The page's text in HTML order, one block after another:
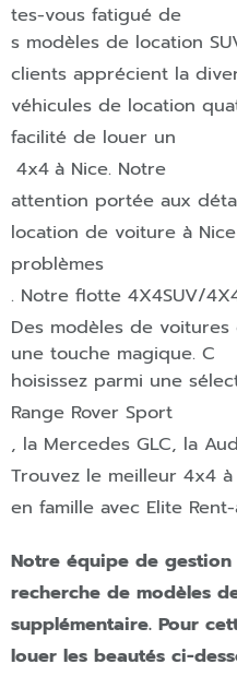
tes-vous fatigué de
s modèles de location
clients apprécient la
véhicules de location
facilité de louer un
4x4 à Nice. Notre
attention portée aux
location de voiture à Nice
problèmes
. Notre flotte 4X4SUV/
Des modèles de voitures
une touche magique. C
hoisissez parmi une
Range Rover Sport
, la Mercedes GLC, la
Trouvez le meilleur 4x4
en famille avec Elite
Notre équipe de
recherche de modèles
supplémentaire. Pour
louer les beautés ci-